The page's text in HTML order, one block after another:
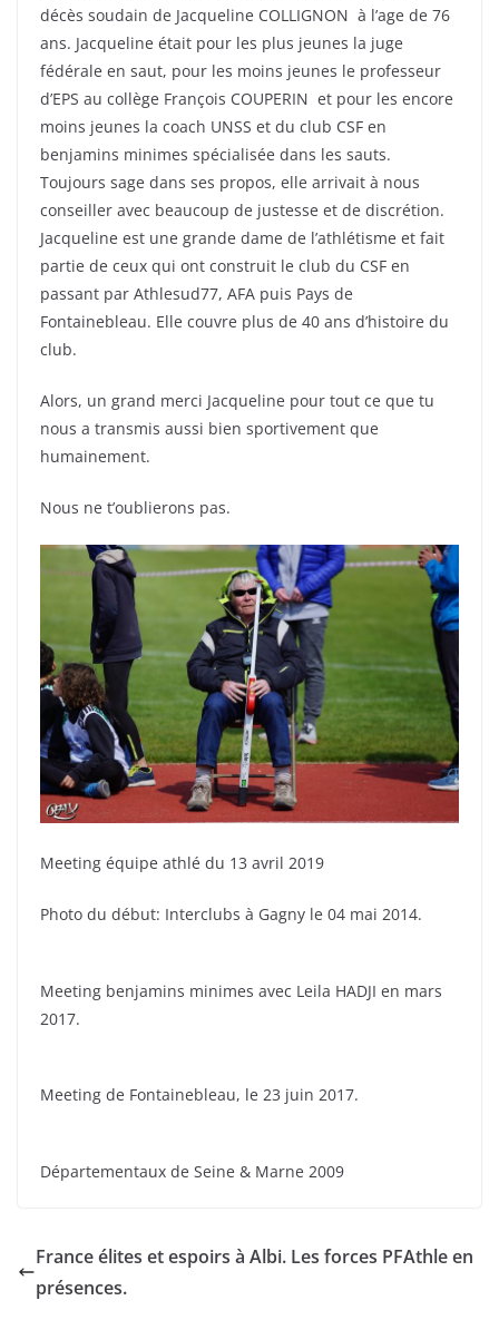
décès soudain de Jacqueline COLLIGNON à l’age de 76
ans. Jacqueline était pour les plus jeunes la juge
fédérale en saut, pour les moins jeunes le professeur
d’EPS au collège François COUPERIN et pour les encore
moins jeunes la coach UNSS et du club CSF en
benjamins minimes spécialisée dans les sauts.
Toujours sage dans ses propos, elle arrivait à nous
conseiller avec beaucoup de justesse et de discrétion.
Jacqueline est une grande dame de l’athlétisme et fait
partie de ceux qui ont construit le club du CSF en
passant par Athlesud77, AFA puis Pays de
Fontainebleau. Elle couvre plus de 40 ans d’histoire du
club.
Alors, un grand merci Jacqueline pour tout ce que tu
nous a transmis aussi bien sportivement que
humainement.
Nous ne t’oublierons pas.
Meeting équipe athlé du 13 avril 2019
Photo du début: Interclubs à Gagny le 04 mai 2014.
Meeting benjamins minimes avec Leila HADJI en mars
2017.
Meeting de Fontainebleau, le 23 juin 2017.
Départementaux de Seine & Marne 2009
France élites et espoirs à Albi. Les forces PFAthle en
présences.